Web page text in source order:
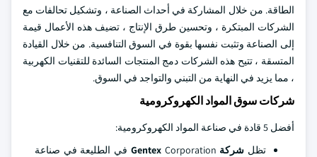
الطاقة. من خلال المشاركة في أحداث الصناعة ، وتشكيل تحالفات مع
الشركات المبتكرة ، وتحسين طرق الإنتاج ، تضيف هذه الأعمال قيمة
إلى الصناعة وتثبت نفسها بقوة في السوق التنافسية. من خلال القيادة
المتسقة ، تتيح هذه الشركات دمج المنتجات السائدة للتقنيات الكهربية
، مما يزيد في النهاية من التبني والتواجد في السوق.
شركات سوق المواد الكهروكرومية
أفضل 5 قادة في صناعة المواد الكهروكرومية:
تظل شركة Gentex Corporation في الطليعة في صناعة